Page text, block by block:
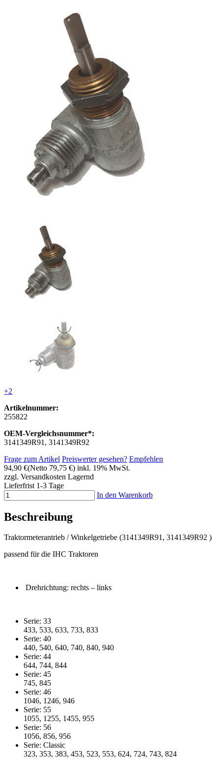
+2
Artikelnummer:
255822
OEM-Vergleichsnummer*:
3141349R91, 3141349R92
Frage zum Artikel Preiswerter gesehen? Empfehlen
94,90 €(Netto 79,75 €) inkl. 19% MwSt.
zzgl. Versandkosten Lagernd
Lieferfrist 1-3 Tage
In den Warenkorb
Beschreibung
Traktormeterantrieb / Winkelgetriebe (3141349R91, 3141349R92 )
passend für die IHC Traktoren
Drehrichtung: rechts – links
Serie: 33
433, 533, 633, 733, 833
Serie: 40
440, 540, 640, 740, 840, 940
Serie: 44
644, 744, 844
Serie: 45
745, 845
Serie: 46
1046, 1246, 946
Serie: 55
1055, 1255, 1455, 955
Serie: 56
1056, 856, 956
Serie: Classic
323, 353, 383, 453, 523, 553, 624, 724, 743, 824